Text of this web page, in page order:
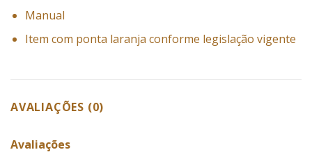
Manual
Item com ponta laranja conforme legislação vigente
AVALIAÇÕES (0)
Avaliações